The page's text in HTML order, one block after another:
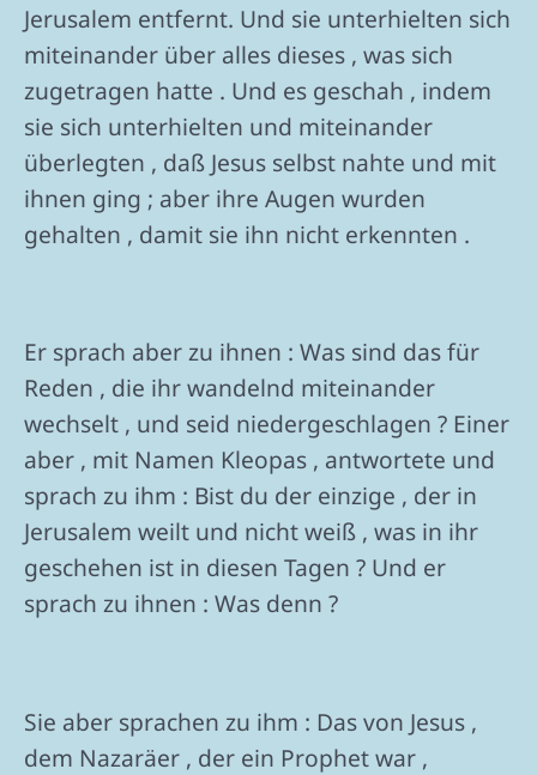
Jerusalem entfernt. Und sie unterhielten sich
miteinander über alles dieses , was sich
zugetragen hatte . Und es geschah , indem
sie sich unterhielten und miteinander
überlegten , daß Jesus selbst nahte und mit
ihnen ging ; aber ihre Augen wurden
gehalten , damit sie ihn nicht erkennten .
Er sprach aber zu ihnen : Was sind das für
Reden , die ihr wandelnd miteinander
wechselt , und seid niedergeschlagen ? Einer
aber , mit Namen Kleopas , antwortete und
sprach zu ihm : Bist du der einzige , der in
Jerusalem weilt und nicht weiß , was in ihr
geschehen ist in diesen Tagen ? Und er
sprach zu ihnen : Was denn ?
Sie aber sprachen zu ihm : Das von Jesus ,
dem Nazaräer , der ein Prophet war ,